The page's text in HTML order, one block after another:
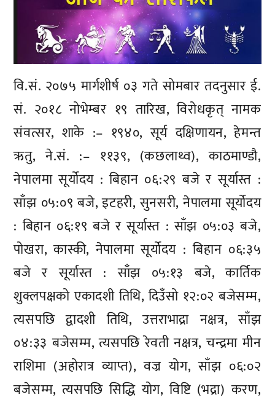
वि.सं. २०७५ मार्गशीर्ष ०३ गते सोमबार तदनुसार ई.
सं. २०१८ नोभेम्बर १९ तारिख, विरोधकृत् नामक
संवत्सर, शाके :– १९४०, सूर्य दक्षिणायन, हेमन्त
ऋतु, ने.सं. :– ११३९, (कछलाथ्व), काठमाण्डौ,
नेपालमा सूर्योदय : बिहान ०६:२९ बजे र सूर्यास्त :
साँझ ०५:०९ बजे, इटहरी, सुनसरी, नेपालमा सूर्योदय
: बिहान ०६:१९ बजे र सूर्यास्त : साँझ ०५:०३ बजे,
पोखरा, कास्की, नेपालमा सूर्योदय : बिहान ०६:३५
बजे र सूर्यास्त : साँझ ०५:१३ बजे, कार्तिक
शुक्लपक्षको एकादशी तिथि, दिउँसो १२:०२ बजेसम्म,
त्यसपछि द्वादशी तिथि, उत्तराभाद्रा नक्षत्र, साँझ
०४:३३ बजेसम्म, त्यसपछि रेवती नक्षत्र, चन्द्रमा मीन
राशिमा (अहोरात्र व्याप्त), वज्र योग, साँझ ०६:०२
बजेसम्म, त्यसपछि सिद्धि योग, विष्टि (भद्रा) करण,